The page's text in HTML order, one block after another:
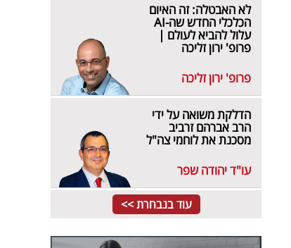
לא האבטלה: זה האיום
הכלכלי החדש שה-AI
עלול להביא לעולם |
פרופ' ירון זליכה
פרופ' ירון זליכה
הדלקת משואה על ידי
הרב אברהם זרביב
מסכנת את לוחמי צה"ל
עו"ד יהודה שפר
עוד בנבחרת >>